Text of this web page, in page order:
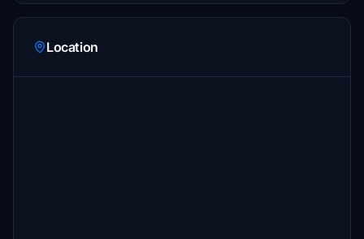
Location